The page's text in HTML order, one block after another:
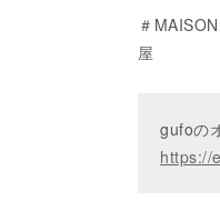
＃
屋
gufoの
https://